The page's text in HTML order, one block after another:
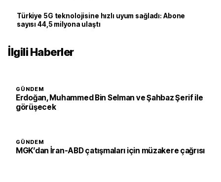
Türkiye 5G teknolojisine hızlı uyum sağladı: Abone
sayısı 44,5 milyona ulaştı
İlgili Haberler
GÜNDEM
Erdoğan, Muhammed Bin Selman ve Şahbaz Şerif ile
görüşecek
GÜNDEM
MGK’dan İran-ABD çatışmaları için müzakere çağrısı